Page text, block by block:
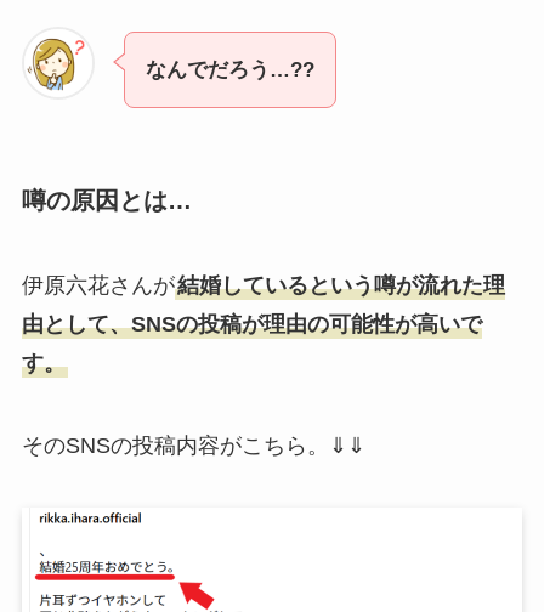
なんでだろう…??
噂の原因とは…
伊原六花さんが結婚しているという噂が流れた理
由として、SNSの投稿が理由の可能性が高いで
す。
そのSNSの投稿内容がこちら。⇓⇓